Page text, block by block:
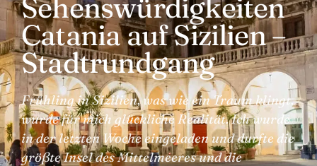
Sehenswürdigkeiten
Catania auf Sizilien –
Stadtrundgang
Frühling in Sizilien, was wie ein Traum klingt,
wurde für mich glückliche Realität. Ich wurde
in der letzten Woche eingeladen und durfte die
größte Insel des Mittelmeeres und die